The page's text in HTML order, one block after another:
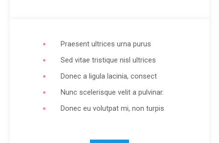
Praesent ultrices urna purus
Sed vitae tristique nisl ultrices
Donec a ligula lacinia, consect
Nunc scelerisque velit a pulvinar.
Donec eu volutpat mi, non turpis